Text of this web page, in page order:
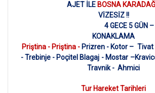
AJET İLE BOSNA
VİZESİZ !!
4 GECE 5 GÜN
KONAKLAMA
Priştina - Priştina - Prizren - Kotor – Tivat
- Trebinje - Poçitel Blagaj - Mostar
Travnik - Ahmici
Tur Hareket Tarihleri